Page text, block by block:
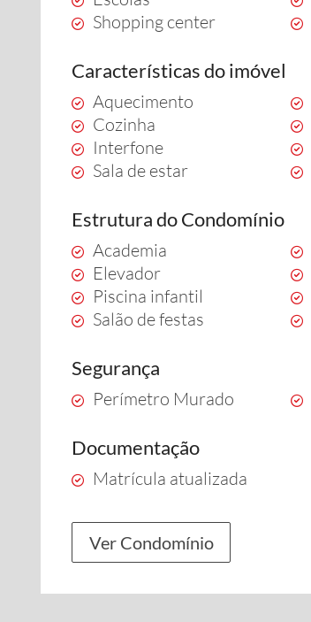
Shopping center
Características do imóvel
Aquecimento
Cozinha
Interfone
Sala de estar
Estrutura do Condomínio
Academia
Elevador
Piscina infantil
Salão de festas
Segurança
Perímetro Murado
Documentação
Matrícula atualizada
Ver Condomínio